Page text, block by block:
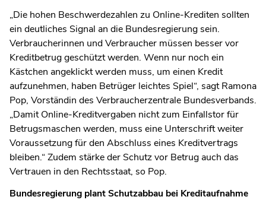
„Die hohen Beschwerdezahlen zu Online-Krediten sollten
ein deutliches Signal an die Bundesregierung sein.
Verbraucherinnen und Verbraucher müssen besser vor
Kreditbetrug geschützt werden. Wenn nur noch ein
Kästchen angeklickt werden muss, um einen Kredit
aufzunehmen, haben Betrüger leichtes Spiel“, sagt Ramona
Pop, Vorständin des Verbraucherzentrale Bundesverbands.
„Damit Online-Kreditvergaben nicht zum Einfallstor für
Betrugsmaschen werden, muss eine Unterschrift weiter
Voraussetzung für den Abschluss eines Kreditvertrags
bleiben.“ Zudem stärke der Schutz vor Betrug auch das
Vertrauen in den Rechtsstaat, so Pop.
Bundesregierung plant Schutzabbau bei Kreditaufnahme